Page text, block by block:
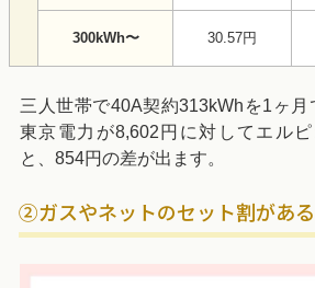
300kWh〜 30.57円
三人世帯で40A契約313kWhを1ヶ月
東京電力が8,602円に対してエル
と、854円の差が出ます。
②ガスやネットのセット割がある